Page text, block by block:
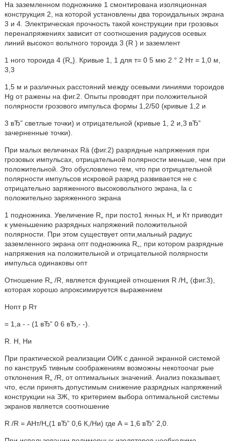
На заземленном подножнике 1 смонтирована изоляционная
конструкция 2, на которой установлены два тороидальных экрана
3 и 4. Электрическая прочность такой конструкции при грозовых
перенапряжениях зависит от соотношения радиусов осевых
линий высоко= вольтного тороида 3 (R ) и заземлент
1 ного тороида 4 (R„}. Кривые 1, 1 для т= 0 5 мю 2 ° 2 Нт = 1,0 м,
3,3
1,5 м и различных расстояний между осевыми линиями тороидов
Hg от ражены на фиг.2. Опыты проводят при положительной
полярности грозового импульса формы 1,2/50 (кривые 1,2 и
3 вЂ” светлые точки) и отрицательной (кривые 1, 2 и,З вЂ”
зачерненные точки).
При малых величинах Rä (фиг.2) разрядные напряжения при
грозовых импульсах, отрицательной полярности меньше, чем при
положительной. Это обусловлено тем, что при отрицательной
полярности импульсов искровой разряд развивается не с
отрицательно заряженного высоковольтного экрана, la с
положительно заряженного экрана
1 подножника. Увеличение R„ при посто1 янных Н„ и Кт приводит
к уменьшению разрядных напряжений положительной
полярности. При этом существует опти,мальный радиус
заземленного экрана опт подножника R„, при котором разрядные
напряжения на положительной и отрицательной полярности
импульса одинаковы опт
Отношение R„ /R, является функцией отношения R /Н„ (фиг.3),
которая хорошо апроксимируется выражением
Нопт р Rт
= 1,a - - (1 вЂ” 0 6 вЂ,- -).
R. H, Ни
При практической реализации ОИК с данной экранной системой
по канструк5 тивным соображениям возможны некотоочаг рые
отклонения R„ /R, от оптимальных значений. Анализ показывает,
что, если принять допустимым снижение разрядных напряжений
конструкции на ЗЖ, то критерием выбора оптимальной системы
экранов является соотношение
R /R = АНт/Н„(1 вЂ” 0,6 К,/Ни) где А = 1,6 вЂ” 2,0.